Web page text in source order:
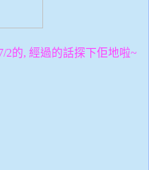
2的, 經過的話探下佢地啦~